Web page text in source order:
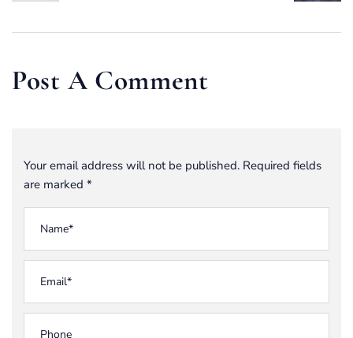
direitos?
conheça
Post A Comment
Your email address will not be published. Required fields
are marked *